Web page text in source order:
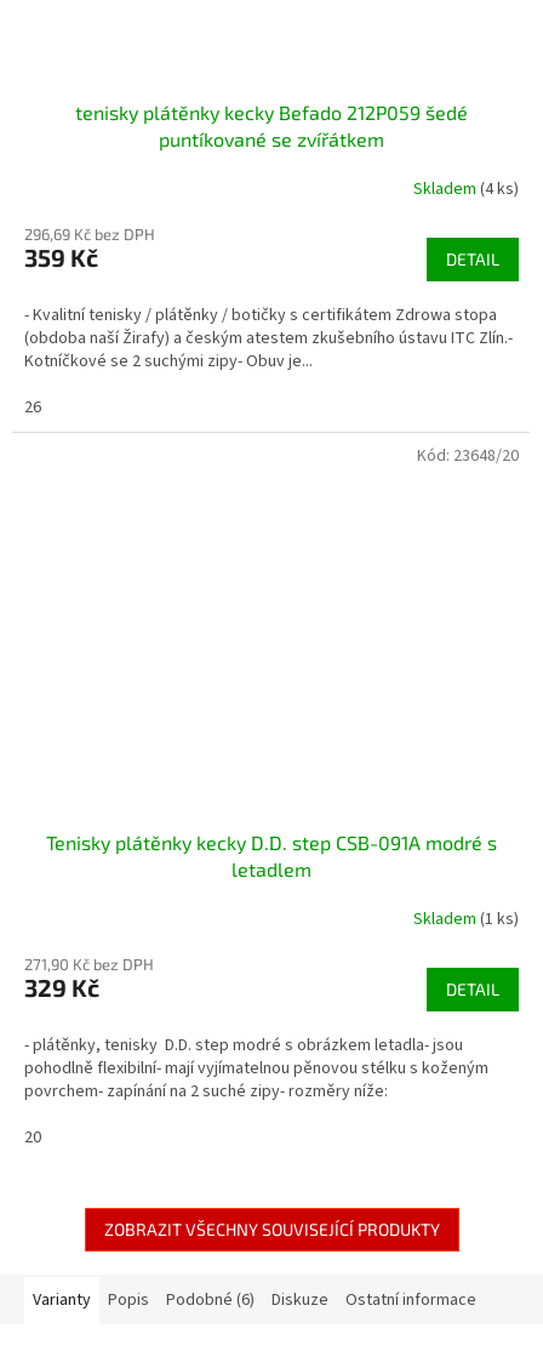
tenisky plátěnky kecky Befado 212P059 šedé
puntíkované se zvířátkem
Skladem (4 ks)
296,69 Kč bez DPH
359 Kč DETAIL
- Kvalitní tenisky / plátěnky / botičky s certifikátem Zdrowa stopa
(obdoba naší Žirafy) a českým atestem zkušebního ústavu ITC Zlín.-
Kotníčkové se 2 suchými zipy- Obuv je...
26
Tenisky plátěnky kecky D.D. step CSB-091A modré s
letadlem
Skladem (1 ks)
271,90 Kč bez DPH
329 Kč DETAIL
- plátěnky, tenisky D.D. step modré s obrázkem letadla- jsou
pohodlně flexibilní- mají vyjímatelnou pěnovou stélku s koženým
povrchem- zapínání na 2 suché zipy- rozměry níže:
20
Kód: 23648/20
ZOBRAZIT VŠECHNY SOUVISEJÍCÍ PRODUKTY
Varianty Popis Podobné (6) Diskuze Ostatní informace